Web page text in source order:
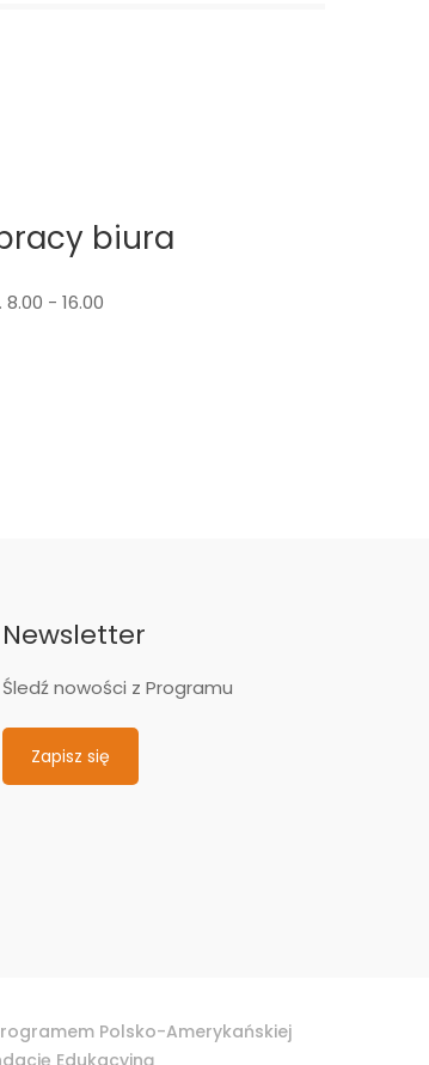
biura
- 16.00
Newsletter
Śledź nowości z Programu
Zapisz się
Polsko-Amerykańskiej
Edukacyjną